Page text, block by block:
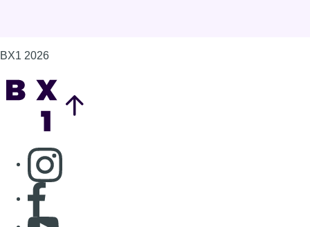
BX1 2026
Consulter page Instagram
Consulter page Facebook
Consulter Youtube